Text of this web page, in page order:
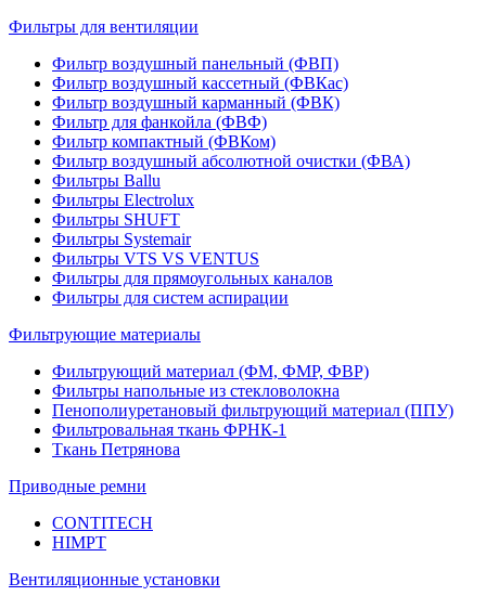
Фильтры для вентиляции
Фильтр воздушный панельный (ФВП)
Фильтр воздушный кассетный (ФВКас)
Фильтр воздушный карманный (ФВК)
Фильтр для фанкойла (ФВФ)
Фильтр компактный (ФВКом)
Фильтр воздушный абсолютной очистки (ФВА)
Фильтры Ballu
Фильтры Electrolux
Фильтры SHUFT
Фильтры Systemair
Фильтры VTS VS VENTUS
Фильтры для прямоугольных каналов
Фильтры для систем аспирации
Фильтрующие материалы
Фильтрующий материал (ФМ, ФМР, ФВР)
Фильтры напольные из стекловолокна
Пенополиуретановый фильтрующий материал (ППУ)
Фильтровальная ткань ФРНК-1
Ткань Петрянова
Приводные ремни
CONTITECH
HIMPT
Вентиляционные установки